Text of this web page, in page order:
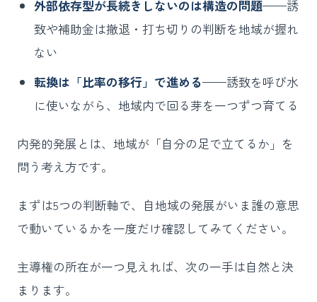
外部依存型が長続きしないのは構造の問題——誘
致や補助金は撤退・打ち切りの判断を地域が握れ
ない
転換は「比率の移行」で進める——誘致を呼び水
に使いながら、地域内で回る芽を一つずつ育てる
内発的発展とは、地域が「自分の足で立てるか」を
問う考え方です。
まずは5つの判断軸で、自地域の発展がいま誰の意思
で動いているかを一度だけ確認してみてください。
主導権の所在が一つ見えれば、次の一手は自然と決
まります。